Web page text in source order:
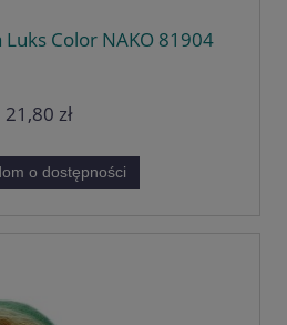
Luks Color NAKO 81904
21,80 zł
o dostępności